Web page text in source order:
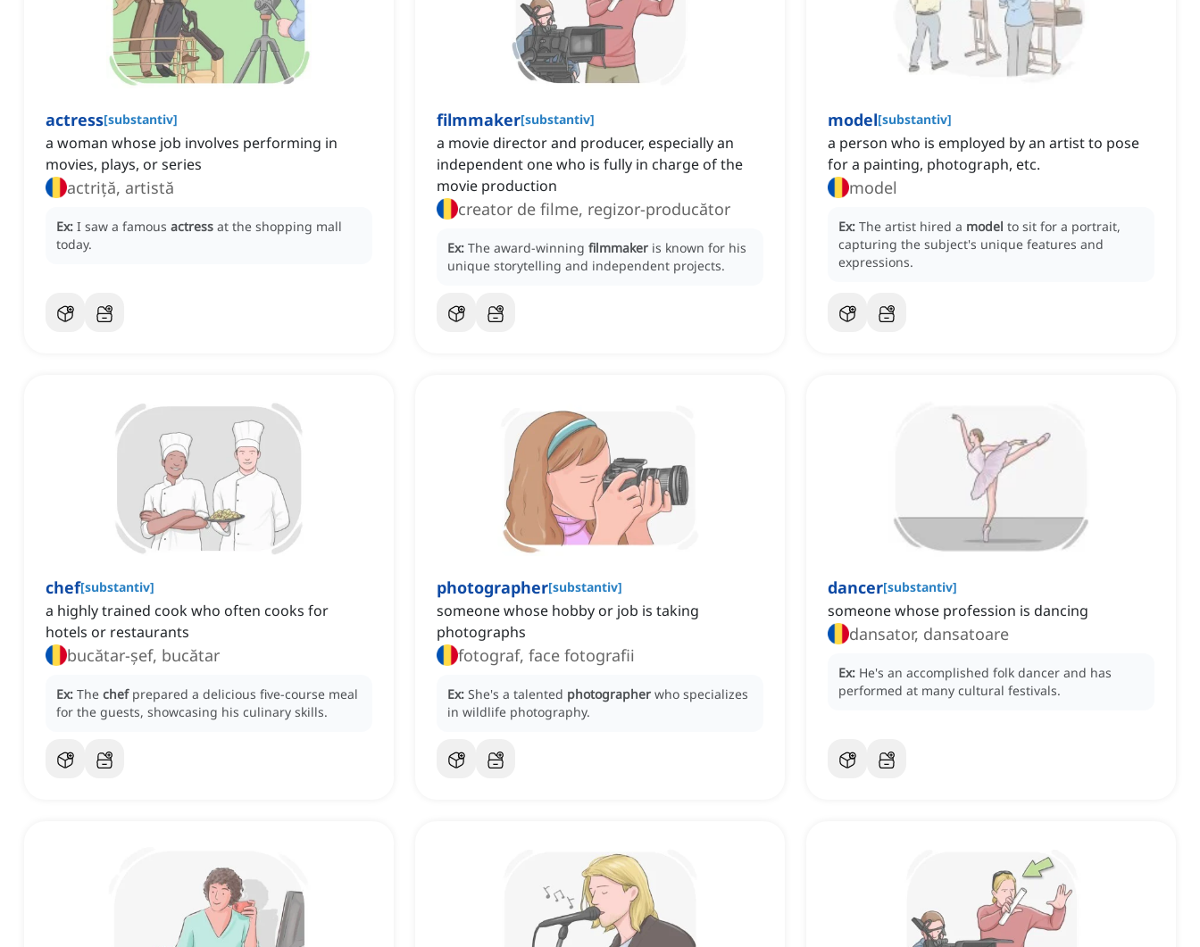
actress[substantiv]
a woman whose job involves performing in
movies, plays, or series
actriță, artistă
Ex: I saw a famous actress at the shopping mall
today.
filmmaker[substantiv]
a movie director and producer, especially an
independent one who is fully in charge of the
movie production
creator de filme, regizor-producător
Ex: The award-winning filmmaker is known for his
unique storytelling and independent projects.
model[substantiv]
a person who is employed by an artist to pose
for a painting, photograph, etc.
model
Ex: The artist hired a model to sit for a portrait,
capturing the subject's unique features and
expressions.
chef[substantiv]
a highly trained cook who often cooks for
hotels or restaurants
bucătar-șef, bucătar
Ex: The chef prepared a delicious five-course meal
for the guests, showcasing his culinary skills.
photographer[substantiv]
someone whose hobby or job is taking
photographs
fotograf, face fotografii
Ex: She's a talented photographer who specializes
in wildlife photography.
dancer[substantiv]
someone whose profession is dancing
dansator, dansatoare
Ex: He's an accomplished folk dancer and has
performed at many cultural festivals.